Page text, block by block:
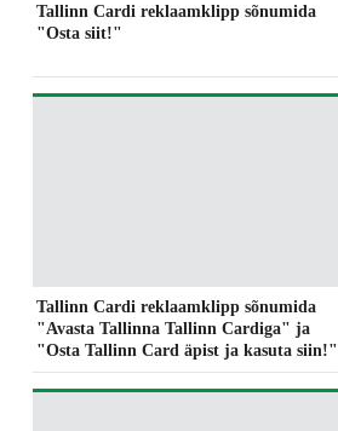
Tallinn Cardi reklaamklipp sõnumida
"Osta siit!"
Tallinn Cardi reklaamklipp sõnumida
"Avasta Tallinna Tallinn Cardiga" ja
"Osta Tallinn Card äpist ja kasuta siin!"